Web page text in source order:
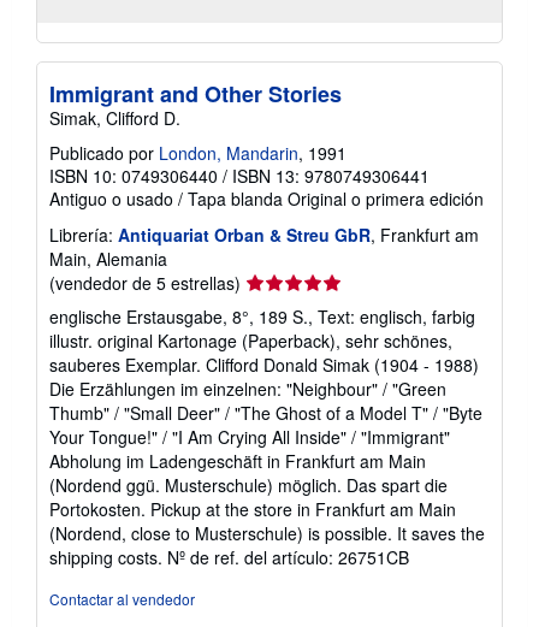
Immigrant and Other Stories
Simak, Clifford D.
Publicado por London, Mandarin, 1991
ISBN 10: 0749306440 / ISBN 13: 9780749306441
Antiguo o usado / Tapa blanda Original o primera edición
Librería: Antiquariat Orban & Streu GbR, Frankfurt am
Main, Alemania
(vendedor de 5 estrellas) Calificación
del
vendedor:
5
de
5
estrellas
englische Erstausgabe, 8°, 189 S., Text: englisch, farbig
illustr. original Kartonage (Paperback), sehr schönes,
sauberes Exemplar. Clifford Donald Simak (1904 - 1988)
Die Erzählungen im einzelnen: "Neighbour" / "Green
Thumb" / "Small Deer" / "The Ghost of a Model T" / "Byte
Your Tongue!" / "I Am Crying All Inside" / "Immigrant"
Abholung im Ladengeschäft in Frankfurt am Main
(Nordend ggü. Musterschule) möglich. Das spart die
Portokosten. Pickup at the store in Frankfurt am Main
(Nordend, close to Musterschule) is possible. It saves the
shipping costs. Nº de ref. del artículo: 26751CB
Contactar al vendedor